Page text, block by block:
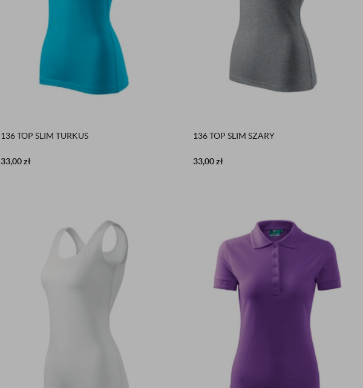
136 TOP SLIM TURKUS
33,00zł
136 TOP SLIM SZARY
33,00zł